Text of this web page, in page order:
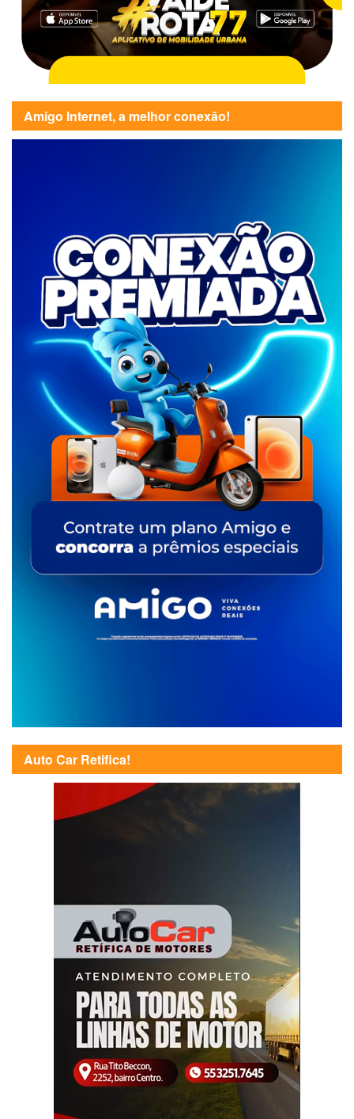
Amigo Internet, a melhor conexão!
Auto Car Retifica!